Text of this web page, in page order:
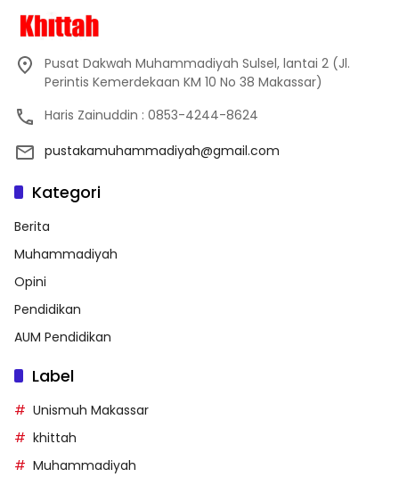
Pusat Dakwah Muhammadiyah Sulsel, lantai 2 (Jl.
Perintis Kemerdekaan KM 10 No 38 Makassar)
Haris Zainuddin : 0853-4244-8624
pustakamuhammadiyah@gmail.com
Kategori
Berita
Muhammadiyah
Opini
Pendidikan
AUM Pendidikan
Label
Unismuh Makassar
khittah
Muhammadiyah